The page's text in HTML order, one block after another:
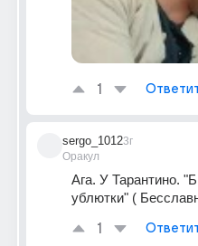
1
sergo_1012
Оракул
3г
Ага. У Тарантино.
ублютки" (
1